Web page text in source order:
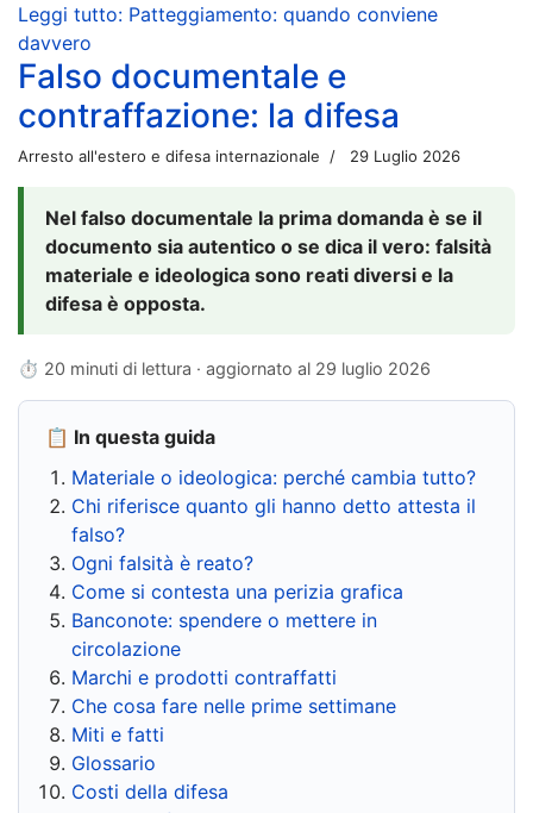
Leggi tutto: Patteggiamento: quando conviene
davvero
Falso documentale e
contraffazione: la difesa
Arresto all'estero e difesa internazionale 29 Luglio 2026
Nel falso documentale la prima domanda è se il
documento sia autentico o se dica il vero: falsità
materiale e ideologica sono reati diversi e la
difesa è opposta.
⏱ 20 minuti di lettura · aggiornato al 29 luglio 2026
📋 In questa guida
Materiale o ideologica: perché cambia tutto?
Chi riferisce quanto gli hanno detto attesta il
falso?
Ogni falsità è reato?
Come si contesta una perizia grafica
Banconote: spendere o mettere in
circolazione
Marchi e prodotti contraffatti
Che cosa fare nelle prime settimane
Miti e fatti
Glossario
Costi della difesa